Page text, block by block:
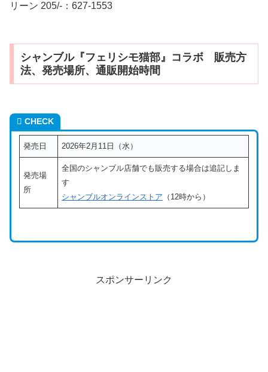
リーン 205/-：627-1553
シャンブル『フェリシモ猫部』コラボ 販売方
法、発売場所、通販開始時間
CHECK
発売日 2026年2月11日（水）
発売場
所
全国のシャンブル店舗でも販売する場合は追記しま
す
シャンブルオンラインストア （12時から）
スポンサーリンク